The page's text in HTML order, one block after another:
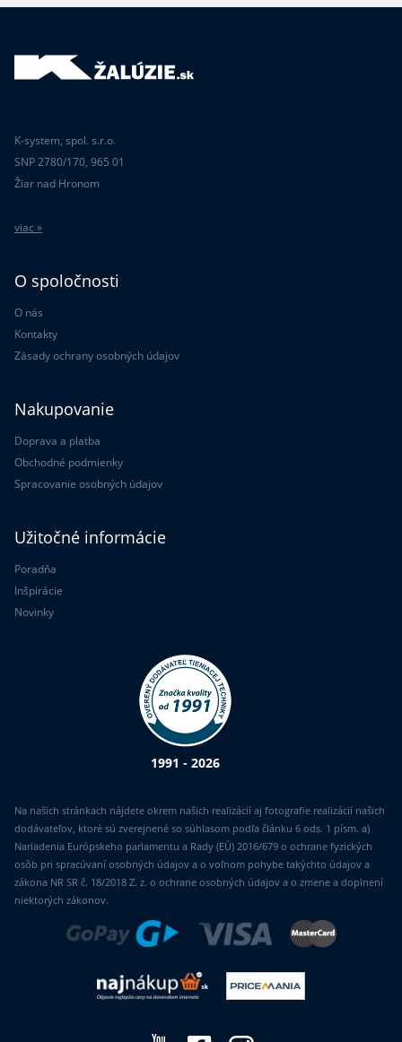
K-system, spol. s.r.o.
SNP 2780/170, 965 01
Žiar nad Hronom
viac »
O spoločnosti
O nás
Kontakty
Zásady ochrany osobných údajov
Nakupovanie
Doprava a platba
Obchodné podmienky
Spracovanie osobných údajov
Užitočné informácie
Poradňa
Inšpirácie
Novinky
1991 - 2026
Na našich stránkach nájdete okrem našich realizácií aj fotografie realizácií našich
dodávateľov, ktoré sú zverejnené so súhlasom podľa článku 6 ods. 1 písm. a)
Nariadenia Európskeho parlamentu a Rady (EÚ) 2016/679 o ochrane fyzických
osôb pri spracúvaní osobných údajov a o voľnom pohybe takýchto údajov a
zákona NR SR č. 18/2018 Z. z. o ochrane osobných údajov a o zmene a doplnení
niektorých zákonov.